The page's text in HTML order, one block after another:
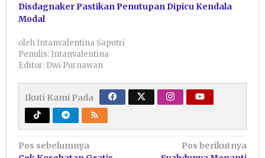
Disdagnaker Pastikan Penutupan Dipicu Kendala
Modal
oleh Intanvalentina Saputri
Penulis: Intanvalentina
Editor: Dwi Purnawan
Ikuti Kami Pada
Navigasi
Pos sebelumnya
Pos berikutnya